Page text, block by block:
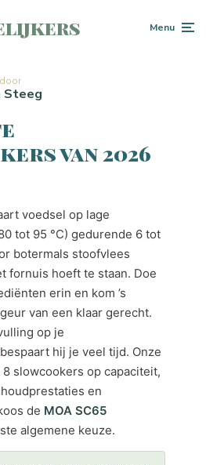
Menu
Steeg
van 2026
voedsel op lage
tot 95 °C) gedurende 6 tot
botermals stoofvlees
fornuis hoeft te staan. Doe
erin en kom ’s
van een klaar gerecht.
op je
bespaart hij je veel tijd. Onze
slowcookers op capaciteit,
en
de MOA SC65
algemene keuze.